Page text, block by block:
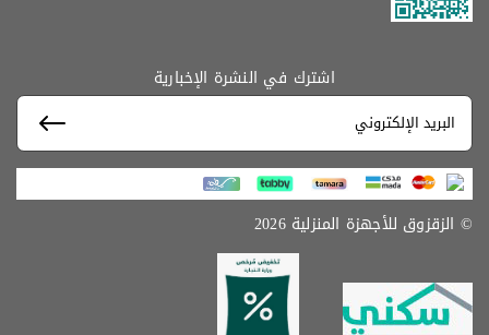
اشترك في النشرة الإخبارية
© الزقزوق للأجهزة المنزلية 2026